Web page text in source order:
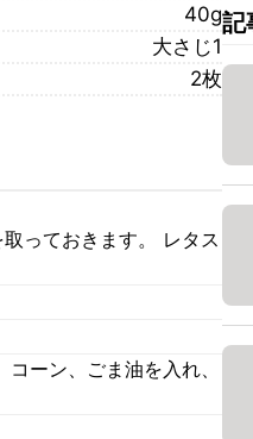
40g
大さじ1
2枚
っておきます。 レタス
ーン、ごま油を入れ、
記